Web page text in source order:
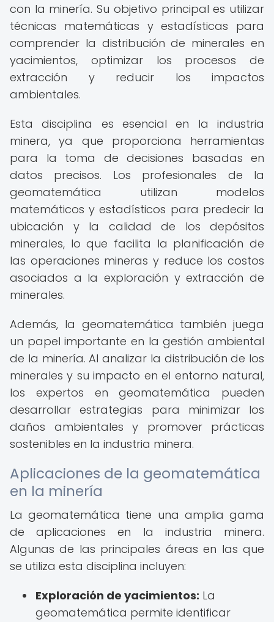
con la minería. Su objetivo principal es utilizar
técnicas matemáticas y estadísticas para
comprender la distribución de minerales en
yacimientos, optimizar los procesos de
extracción y reducir los impactos
ambientales.
Esta disciplina es esencial en la industria
minera, ya que proporciona herramientas
para la toma de decisiones basadas en
datos precisos. Los profesionales de la
geomatemática utilizan modelos
matemáticos y estadísticos para predecir la
ubicación y la calidad de los depósitos
minerales, lo que facilita la planificación de
las operaciones mineras y reduce los costos
asociados a la exploración y extracción de
minerales.
Además, la geomatemática también juega
un papel importante en la gestión ambiental
de la minería. Al analizar la distribución de los
minerales y su impacto en el entorno natural,
los expertos en geomatemática pueden
desarrollar estrategias para minimizar los
daños ambientales y promover prácticas
sostenibles en la industria minera.
Aplicaciones de la geomatemática
en la minería
La geomatemática tiene una amplia gama
de aplicaciones en la industria minera.
Algunas de las principales áreas en las que
se utiliza esta disciplina incluyen:
Exploración de yacimientos: La
geomatemática permite identificar